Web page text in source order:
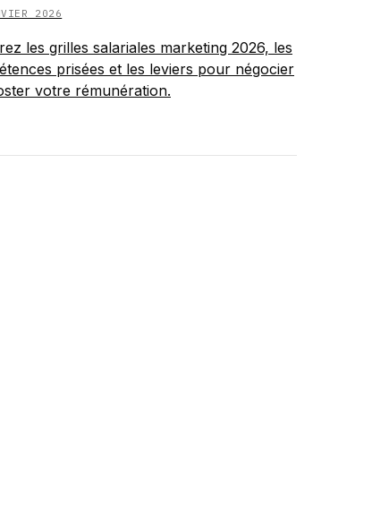
2026
les grilles salariales marketing 2026, les
prisées et les leviers pour négocier
votre rémunération.